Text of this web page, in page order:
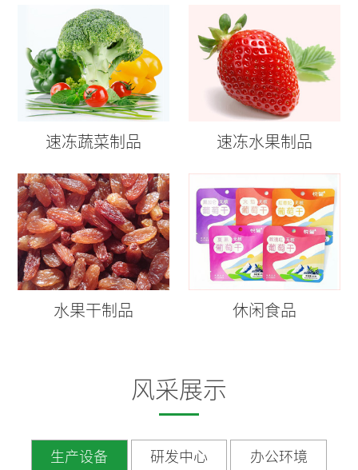
速冻蔬菜制品 速冻水果制品
水果干制品 休闲食品
风采展示
生产设备 研发中心 办公环境